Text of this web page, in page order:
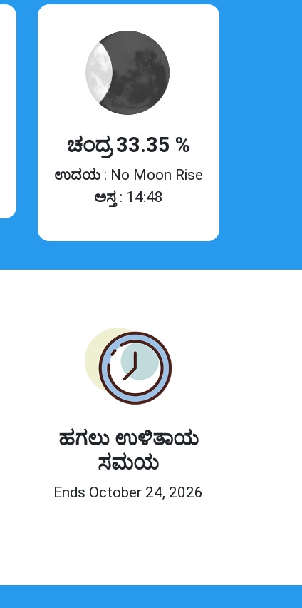
ಚಂದ್ರ 33.35 %
ಉದಯ : No Moon Rise
ಅಸ್ತ : 14:48
ಹಗಲು ಉಳಿತಾಯ
ಸಮಯ
Ends October 24, 2026